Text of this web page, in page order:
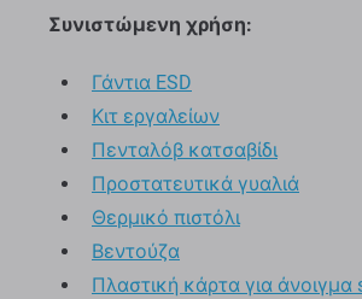
Συνιστώμενη χρήση:
Γάντια ESD
Κιτ εργαλείων
Πενταλόβ κατσαβίδι
Προστατευτικά γυαλιά
Θερμικό πιστόλι
Βεντούζα
Πλαστική κάρτα για άνοιγμα